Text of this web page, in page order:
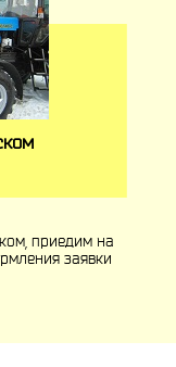
приедим на
заявки